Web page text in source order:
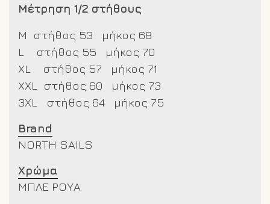
Μέτρηση 1/2 στήθους
M στήθος 53 μήκος 68
L στήθος 55 μήκος 70
XL στήθος 57 μήκος 71
XXL
στήθος 60 μήκος 73
3XL στήθος 64 μήκος 75
Brand
NORTH SAILS
Χρώμα
ΜΠΛΕ ΡΟΥΑ